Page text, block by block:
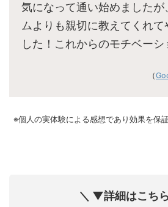
気になって通い始めました
ムよりも親切に教えてくれて
した！これからのモチベーシ
（
※個人の実体験による感想であり効果を保
＼ ▼詳細はこち